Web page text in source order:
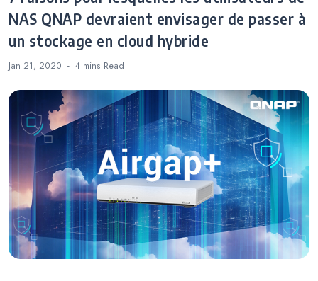
NAS QNAP devraient envisager de passer à
un stockage en cloud hybride
Jan 21, 2020 4 mins Read